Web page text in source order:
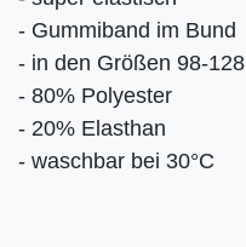
- Gummiband im Bund
- in den Größen 98-128
- 80% Polyester
- 20% Elasthan
- waschbar bei 30°C